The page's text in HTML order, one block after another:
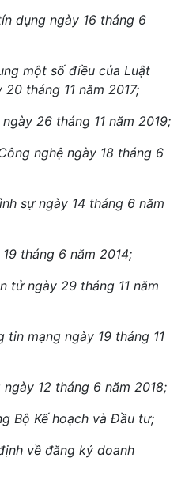
dụng ngày 16 tháng 6
một số điều của Luật
tháng 11 năm 2017;
26 tháng 11 năm 2019;
nghệ ngày 18 tháng 6
sự ngày 14 tháng 6 năm
tháng 6 năm 2014;
tử ngày 29 tháng 11 năm
mạng ngày 19 tháng 11
12 tháng 6 năm 2018;
Bộ Kế hoạch và Đầu tư;
về đăng ký doanh